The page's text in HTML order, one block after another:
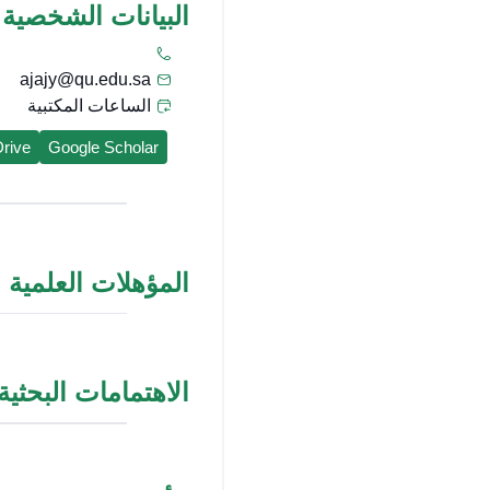
البيانات الشخصية
ajajy@qu.edu.sa
الساعات المكتبية
Google Scholar
المؤهلات العلمية
الاهتمامات